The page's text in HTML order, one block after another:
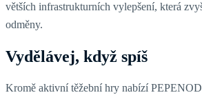
větších infrastrukturních vylepšení, která
odměny.
Vydělávej, když spíš
Kromě aktivní těžební hry nabízí